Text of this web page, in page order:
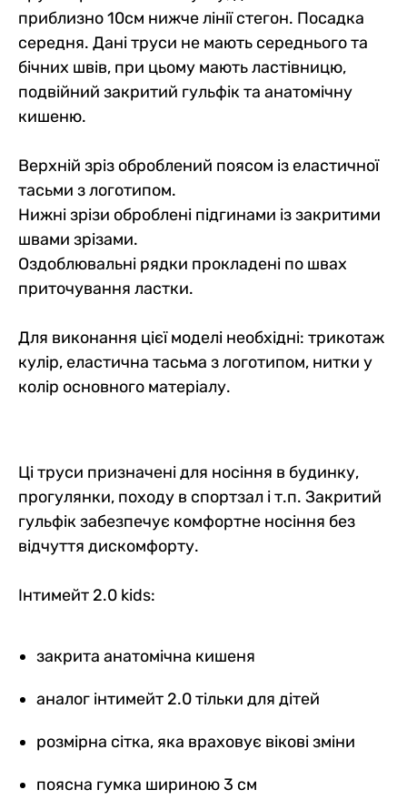
приблизно 10см нижче лінії стегон. Посадка
середня. Дані труси не мають середнього та
бічних швів, при цьому мають ластівницю,
подвійний закритий гульфік та анатомічну
кишеню.
Верхній зріз оброблений поясом із еластичної
тасьми з логотипом.
Нижні зрізи оброблені підгинами із закритими
швами зрізами.
Оздоблювальні рядки прокладені по швах
приточування ластки.
Для виконання цієї моделі необхідні: трикотаж
кулір, еластична тасьма з логотипом, нитки у
колір основного матеріалу.
Ці труси призначені для носіння в будинку,
прогулянки, походу в спортзал і т.п. Закритий
гульфік забезпечує комфортне носіння без
Інтимейт 2.0 kids:
закрита анатомічна кишеня
аналог інтимейт 2.0 тільки для дітей
розмірна сітка, яка враховує вікові зміни
поясна гумка шириною 3 см